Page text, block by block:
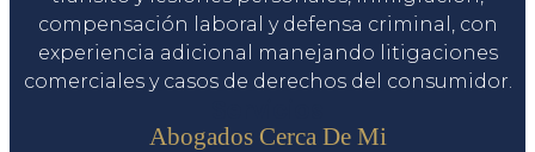
compensación laboral y defensa criminal, con
experiencia adicional manejando litigaciones
comerciales y casos de derechos del consumidor.
Abogados Cerca De Mi